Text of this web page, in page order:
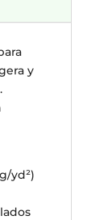
y
yd²)